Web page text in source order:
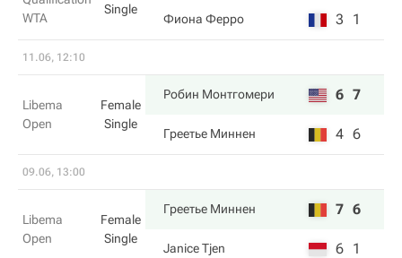
WTA
Single
Фиона Ферро 3 1
11.06, 12:10
Libema
Open
Female
Single
Робин Монтгомери 6 7
Греетье Миннен 4 6
09.06, 13:00
Libema
Open
Female
Single
Греетье Миннен 7 6
Janice Tjen 6 1